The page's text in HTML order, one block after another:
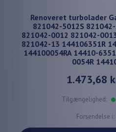
Renoveret turbolader
821042-5012S
821042-0012 821042-
821042-13 144106351R
144100054RA 14410-
0054R
1.473,68
Tilgængelighed:
Forsendelse i: